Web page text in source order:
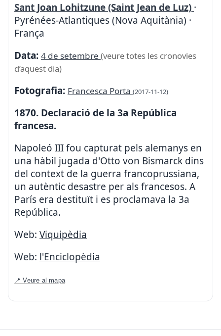
Sant Joan Lohitzune (Saint Jean de Luz) ·
Pyrénées-Atlantiques (Nova Aquitània) ·
França
Data: 4 de setembre (veure totes les cronovies
d’aquest dia)
Fotografia: Francesca Porta (2017-11-12)
1870. Declaració de la 3a República
francesa.
Napoleó III fou capturat pels alemanys en
una hàbil jugada d'Otto von Bismarck dins
del context de la guerra francoprussiana,
un autèntic desastre per als francesos. A
París era destituït i es proclamava la 3a
República.
Web: Viquipèdia
Web: l'Enciclopèdia
📍 Veure al mapa